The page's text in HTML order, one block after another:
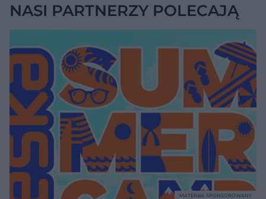
NASI PARTNERZY POLECAJĄ
MATERIAŁ SPONSOROWANY